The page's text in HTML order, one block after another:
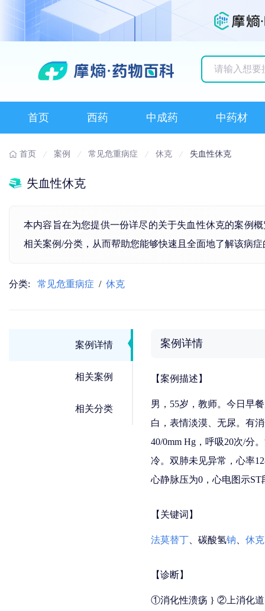
首页 西药 中成药 中药材
首页 案例 常见危重病症 休克 失血性休克
失血性休克
本内容旨在为您提供一份详尽的关于失血性休克的案例
相关案例/分类，从而帮助您能够快速且全面地了解该病
分类: 常见危重病症 / 休克
案例详情
相关案例
相关分类
案例详情
【案例描述】
男，55岁，教师。今日早
白，表情淡漠、无尿。有
40/0mm Hg，呼吸20次/分
冷。双肺未见异常，心率
心静脉压为0，心电图示
【关键词】
法莫替丁 、碳酸氢钠 休克
【诊断】
①消化性溃疡 } ②上消化